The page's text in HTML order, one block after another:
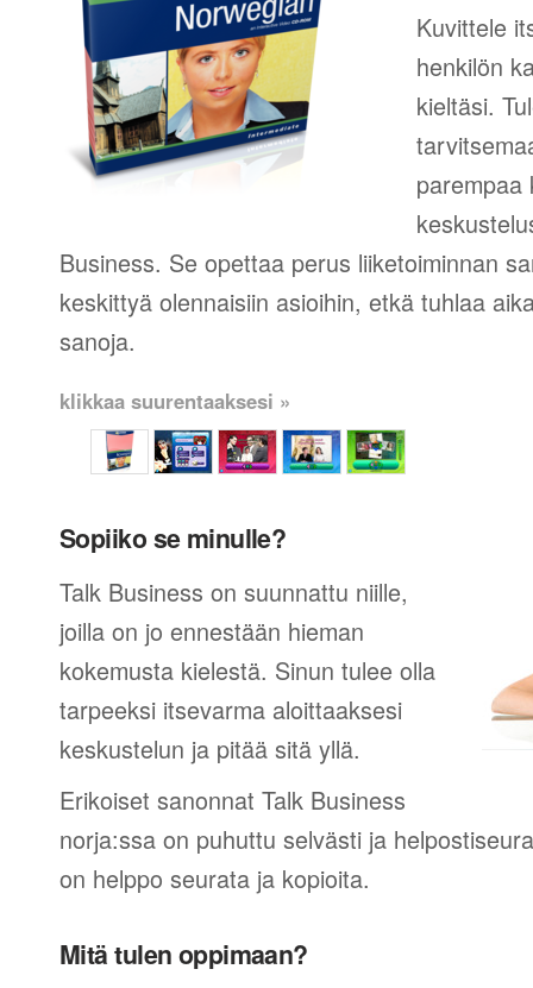
Kuvittele
henkilön
kieltäsi.
parempaa
Business. Se opettaa perus liiketoiminnan
keskittyä olennaisiin asioihin, etkä tuhlaa
sanoja.
klikkaa suurentaaksesi »
Sopiiko se minulle?
Talk Business on suunnattu niille,
joilla on jo ennestään hieman
kokemusta kielestä. Sinun tulee olla
tarpeeksi itsevarma aloittaaksesi
keskustelun ja pitää sitä yllä.
Erikoiset sanonnat Talk Business
norja:ssa on puhuttu selvästi ja
on helppo seurata ja kopioita.
Mitä tulen oppimaan?